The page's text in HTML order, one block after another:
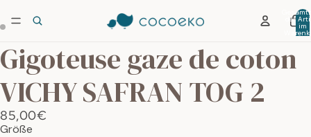
der
im
Gigoteuse gaze de coton
VICHY SAFRAN TOG 2
85,00€
Größe